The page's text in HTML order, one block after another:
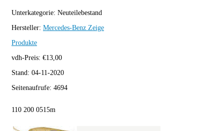
Unterkategorie: Neuteilebestand
Hersteller: Mercedes-Benz Zeige
Produkte
vdh-Preis: €13,00
Stand: 04-11-2020
Seitenaufrufe: 4694
110 200 0515m